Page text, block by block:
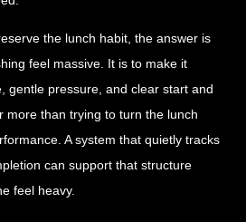
the lunch habit, the answer is
feel massive. It is to make it
gentle pressure, and clear start and
more than trying to turn the lunch
A system that quietly tracks
can support that structure
feel heavy.